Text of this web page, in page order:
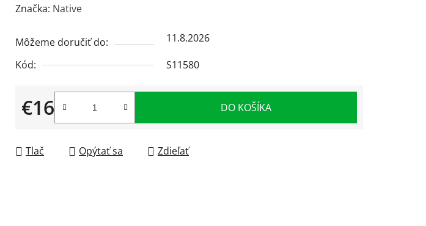
hodnotenie
je
0,0
hviezdičiek.
Značka: Native
Môžeme doručiť do:
11.8.2026
Kód:
S11580
€16
Jednotková cena:
DO KOŠÍKA
Tlač Opýtať sa Zdieľať